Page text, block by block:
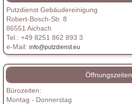
Putzdienst Gebäudereinigung
Robert-Bosch-Str. 8
86551 Aichach
Tel.: +49 8251 862 893 3
e-Mail: info@putzdienst.eu
Öffnungszeiten
Bürozeiten:
Montag - Donnerstag